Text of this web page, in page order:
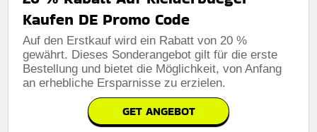
Kaufen DE Promo Code
Auf den Erstkauf wird ein Rabatt von 20 %
gewährt. Dieses Sonderangebot gilt für die erste
Bestellung und bietet die Möglichkeit, von Anfang
an erhebliche Ersparnisse zu erzielen.
GET ANGEBOT